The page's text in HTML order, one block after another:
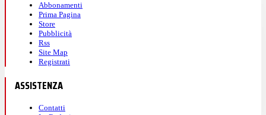
Abbonamenti
Prima Pagina
Store
Pubblicità
Rss
Site Map
Registrati
ASSISTENZA
Contatti